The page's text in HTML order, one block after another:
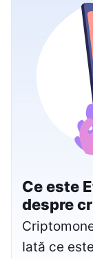
Ce este
despre
Iată ce